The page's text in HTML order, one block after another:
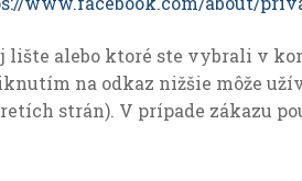
lište alebo ktoré ste vybrali v
na odkaz nižšie môže
strán). V prípade zákazu